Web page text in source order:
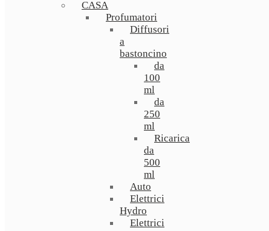
CASA
Profumatori
Diffusori
a
bastoncino
da
100
ml
da
250
ml
Ricarica
da
500
ml
Auto
Elettrici
Hydro
Elettrici